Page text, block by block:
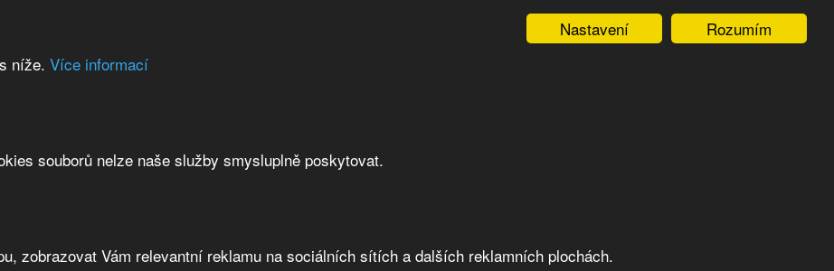
Rozumím
Nastavení
níže. Více informací
souborů nelze naše služby smysluplně poskytovat.
zobrazovat Vám relevantní reklamu na sociálních sítích a dalších reklamních plochách.